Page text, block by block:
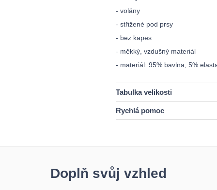
- volány
- střižené pod prsy
- bez kapes
- měkký, vzdušný materiál
- materiál: 95% bavlna, 5%
Tabulka velikosti
Rychlá pomoc
Doplň svůj vzhled